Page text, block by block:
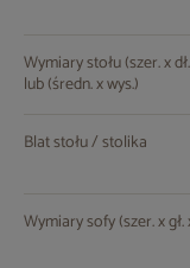
Wymiary stołu (szer. x
lub (średn. x wys.)
Blat stołu / stolika
Wymiary sofy (szer. x gł.